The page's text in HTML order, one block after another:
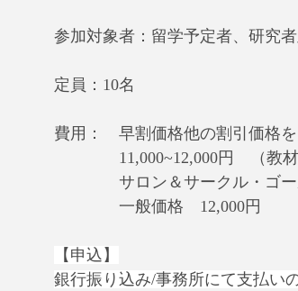
参加対象者：留学予定者、研究
​定員：10名
費用：　早割価格他の割引価格を
11,000~12,000円　（教材
サロン＆サークル・ゴール
一般価格　12,000円
【申込】
銀行振り込み/事務所にて支払い